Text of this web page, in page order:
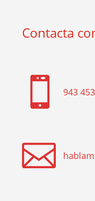
Contacta
 943
